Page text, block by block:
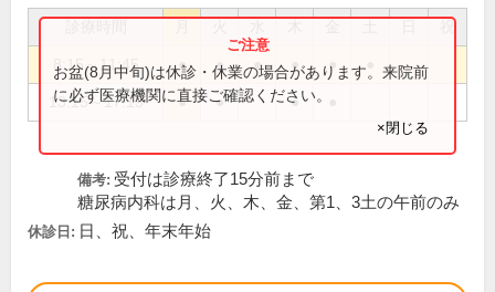
祝
8:15～11:45 ● ● ● ● ●
13:15～17:15 ● ● ●
お盆(8月中旬)は休診・休業の場合があります。来院前
に必ず医療機関に直接ご確認ください。
×閉じる
備考: 受付は診療終了15分前まで
糖尿病内科は月、火、木、金、第1、3土の午前のみ
休診日: 日、祝、年末年始